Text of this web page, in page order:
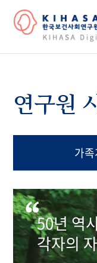
연구원
가
50년 역
각자의